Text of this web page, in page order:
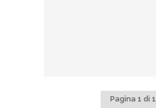
Pagina 1 di 1